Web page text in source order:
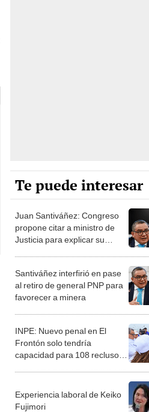
Te puede interesar
Juan Santiváñez: Congreso
propone citar a ministro de
Justicia para explicar su
Santiváñez interfirió en pase
al retiro de general PNP para
favorecer a minera
INPE: Nuevo penal en El
Frontón solo tendría
capacidad para 108 reclusos
Experiencia laboral de Keiko
Fujimori